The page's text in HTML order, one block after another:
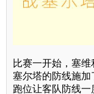
比赛一开始，塞
塞尔塔的防线施
跑位让客队防线一